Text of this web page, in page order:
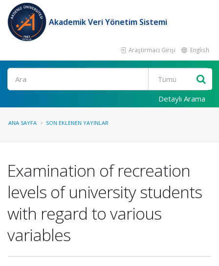
Akademik Veri Yönetim Sistemi
Araştırmacı Girişi English
Ara
Detaylı Arama
ANA SAYFA SON EKLENEN YAYINLAR
Examination of recreation
levels of university students
with regard to various
variables